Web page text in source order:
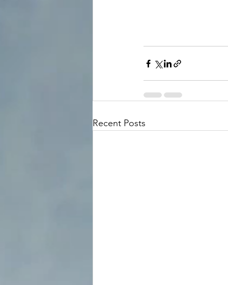
Recent Posts